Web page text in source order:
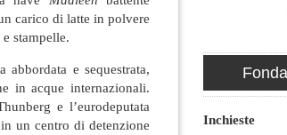
carico di latte in polvere
stampelle.
e sequestrata,
in acque internazionali.
e l’eurodeputata
un centro di detenzione
Inchieste